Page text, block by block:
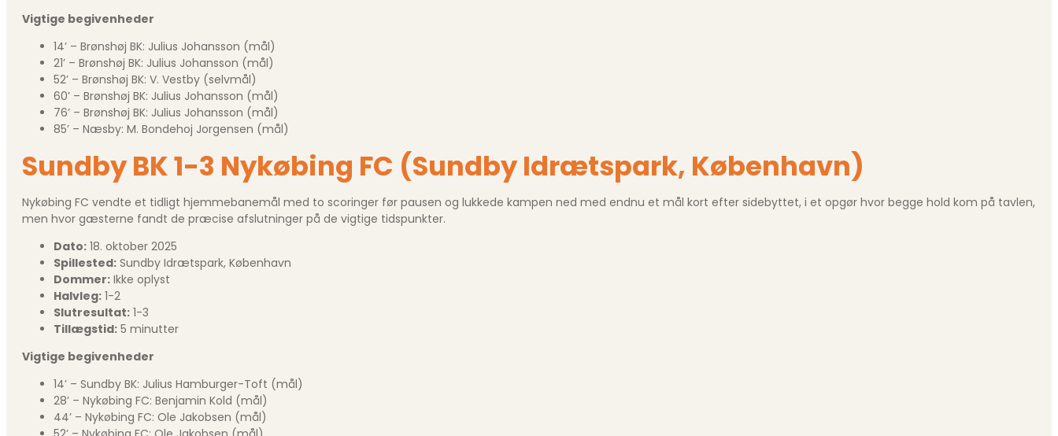
Vigtige begivenheder
14’ – Brønshøj BK: Julius Johansson (mål)
21’ – Brønshøj BK: Julius Johansson (mål)
52’ – Brønshøj BK: V. Vestby (selvmål)
60’ – Brønshøj BK: Julius Johansson (mål)
76’ – Brønshøj BK: Julius Johansson (mål)
85’ – Næsby: M. Bondehoj Jorgensen (mål)
Sundby BK 1-3 Nykøbing FC (Sundby Idrætspark, København)
Nykøbing FC vendte et tidligt hjemmebanemål med to scoringer før pausen og lukkede kampen ned med endnu et mål kort efter sidebyttet, i et opgør hvor begge hold kom på tavlen,
men hvor gæsterne fandt de præcise afslutninger på de vigtige tidspunkter.
Dato: 18. oktober 2025
Spillested: Sundby Idrætspark, København
Dommer: Ikke oplyst
Halvleg: 1-2
Slutresultat: 1-3
Tillægstid: 5 minutter
Vigtige begivenheder
14’ – Sundby BK: Julius Hamburger-Toft (mål)
28’ – Nykøbing FC: Benjamin Kold (mål)
44’ – Nykøbing FC: Ole Jakobsen (mål)